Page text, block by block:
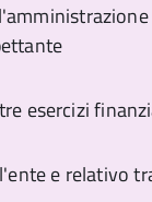
esercizi
e relativo